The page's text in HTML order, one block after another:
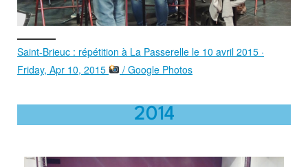
Saint-Brieuc : répétition à La Passerelle le 10 avril 2015 ·
Friday, Apr 10, 2015
/ Google Photos
2014